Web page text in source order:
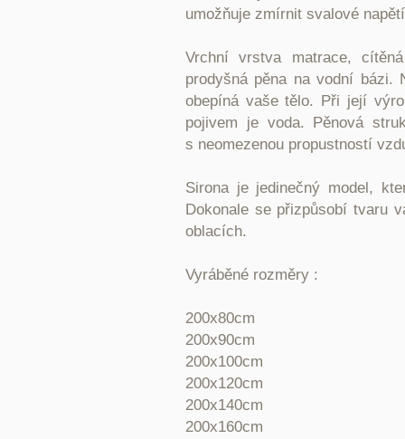
umožňuje zmírnit svalové
Vrchní vrstva matrace,
prodyšná pěna na vodní bázi.
obepíná vaše tělo. Při její
pojivem je voda. Pěnová
s neomezenou propustností
Sirona je jedinečný model,
Dokonale se přizpůsobí tvaru
oblacích.
Vyráběné rozměry :
200x80cm
200x90cm
200x100cm
200x120cm
200x140cm
200x160cm